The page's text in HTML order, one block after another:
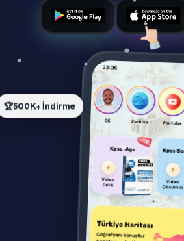
🏆500K+ İndirme